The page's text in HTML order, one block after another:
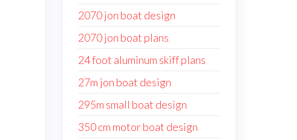
2070 jon boat design
2070 jon boat plans
24 foot aluminum skiff plans
27m jon boat design
295m small boat design
350 cm motor boat design